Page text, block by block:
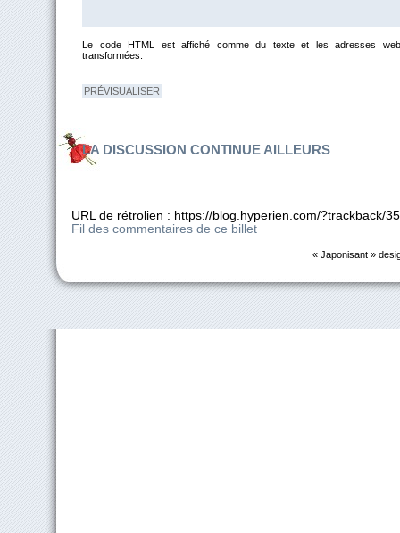
Le code HTML est affiché comme du texte et les adresses web
transformées.
LA DISCUSSION CONTINUE AILLEURS
URL de rétrolien : https://blog.hyperien.com/?trackback/
Fil des commentaires de ce billet
« Japonisant »